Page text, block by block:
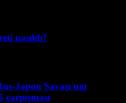
nasıldı?
Japon Savaşı'nın